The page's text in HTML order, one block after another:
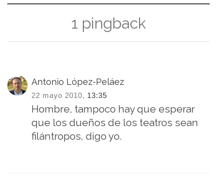
1 pingback
Antonio López-Peláez
22 mayo 2010, 13:35
Hombre, tampoco hay que esperar
que los dueños de los teatros sean
filántropos, digo yo.